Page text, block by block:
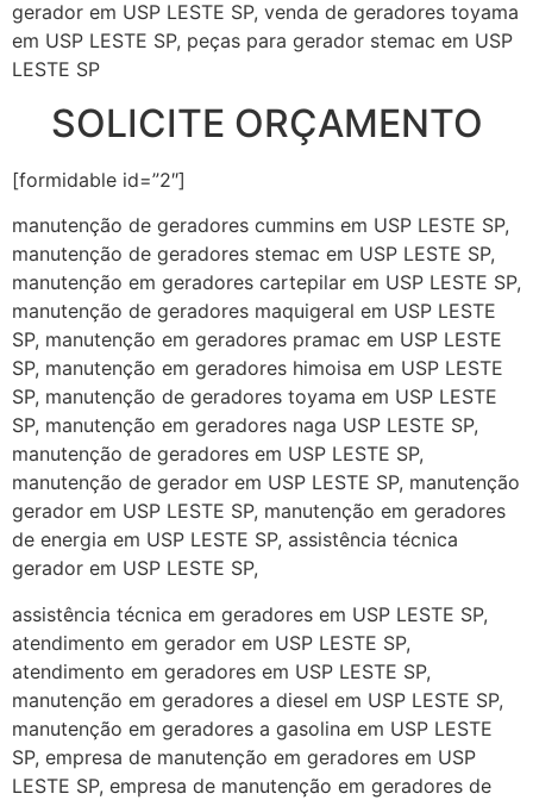
gerador em USP LESTE SP, venda de geradores toyama
em USP LESTE SP, peças para gerador stemac em USP
LESTE SP
SOLICITE ORÇAMENTO
[formidable id=”2″]
manutenção de geradores cummins em USP LESTE SP,
manutenção de geradores stemac em USP LESTE SP,
manutenção em geradores cartepilar em USP LESTE SP,
manutenção de geradores maquigeral em USP LESTE
SP, manutenção em geradores pramac em USP LESTE
SP, manutenção em geradores himoisa em USP LESTE
SP, manutenção de geradores toyama em USP LESTE
SP, manutenção em geradores naga USP LESTE SP,
manutenção de geradores em USP LESTE SP,
manutenção de gerador em USP LESTE SP, manutenção
gerador em USP LESTE SP, manutenção em geradores
de energia em USP LESTE SP, assistência técnica
gerador em USP LESTE SP,
assistência técnica em geradores em USP LESTE SP,
atendimento em gerador em USP LESTE SP,
atendimento em geradores em USP LESTE SP,
manutenção em geradores a diesel em USP LESTE SP,
manutenção em geradores a gasolina em USP LESTE
SP, empresa de manutenção em geradores em USP
LESTE SP, empresa de manutenção em geradores de